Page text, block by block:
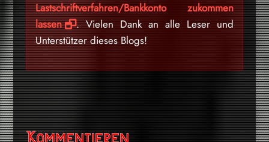
Lastschriftverfahren/Bankkonto zukommen
lassen
. Vielen Dank an alle Leser und
Unterstützer dieses Blogs!